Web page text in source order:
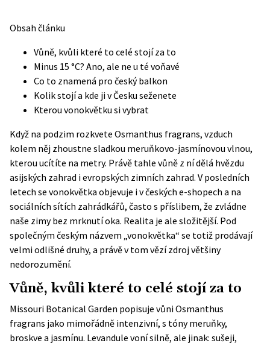
Obsah článku
Vůně, kvůli které to celé stojí za to
Minus 15 °C? Ano, ale ne u té voňavé
Co to znamená pro český balkon
Kolik stojí a kde ji v Česku seženete
Kterou vonokvětku si vybrat
Když na podzim rozkvete Osmanthus fragrans, vzduch
kolem něj zhoustne sladkou meruňkovo-jasmínovou vlnou,
kterou ucítíte na metry. Právě tahle vůně z ní dělá hvězdu
asijských zahrad i evropských zimních zahrad. V posledních
letech se vonokvětka objevuje i v českých e-shopech a na
sociálních sítích zahrádkářů, často s příslibem, že zvládne
naše zimy bez mrknutí oka. Realita je ale složitější. Pod
společným českým názvem „vonokvětka“ se totiž prodávají
velmi odlišné druhy, a právě v tom vězí zdroj většiny
nedorozumění.
Vůně, kvůli které to celé stojí za to
Missouri Botanical Garden popisuje vůni Osmanthus
fragrans jako mimořádně intenzivní, s tóny meruňky,
broskve a jasmínu. Levandule voní silně, ale jinak: sušeji,